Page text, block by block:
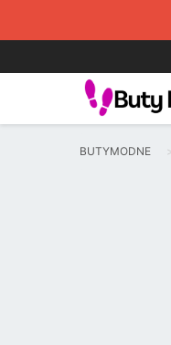
BUTYMODNE